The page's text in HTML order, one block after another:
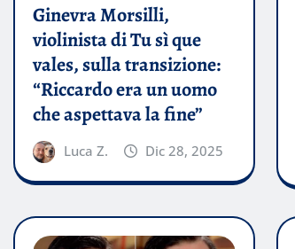
Ginevra Morsilli,
violinista di Tu sì que
vales, sulla transizione:
“Riccardo era un uomo
che aspettava la fine”
Luca Z. Dic 28, 2025